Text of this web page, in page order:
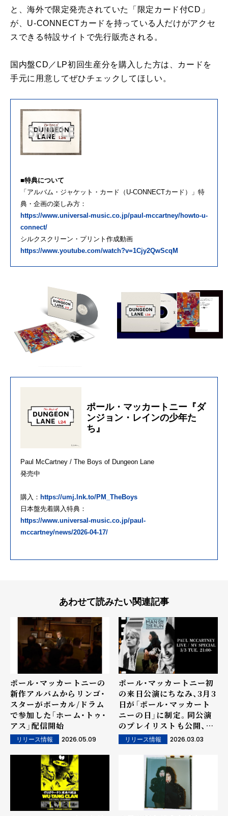
と、海外で限定発売されていた「限定カード付CD」
が、U-CONNECTカードを持っている人だけがアクセ
スできる特設サイトで先行販売される。
国内盤CD／LP初回生産分を購入した方は、カードを
手元に用意してぜひチェックしてほしい。
■特典について
「アルバム・ジャケット・カード（U-CONNECTカード）」特
典・企画の楽しみ方：
https://www.universal-music.co.jp/paul-mccartney/howto-u-
connect/
シルクスクリーン・プリント作成動画
https://www.youtube.com/watch?v=1Cjy2QwScqM
ポール・マッカートニー『ダ
ンジョン・レインの少年た
ち』
Paul McCartney / The Boys of Dungeon Lane
発売中
購入： https://umj.lnk.to/PM_TheBoys
日本盤先着購入特典：
https://www.universal-music.co.jp/paul-
mccartney/news/2026-04-17/
あわせて読みたい関連記事
ポール・マッカートニーの
新作アルバムからリンゴ・
スターがボーカル/ドラム
で参加した「ホーム・トゥ・
アス」配信開始
リリース情報 2026.05.09
ポール・マッカートニー初
の来日公演にちなみ、3月3
日が「ポール・マッカート
ニーの日」に制定。同公演
のプレイリストも公開、
YouTube特別番組も配信
リリース情報 2026.03.03